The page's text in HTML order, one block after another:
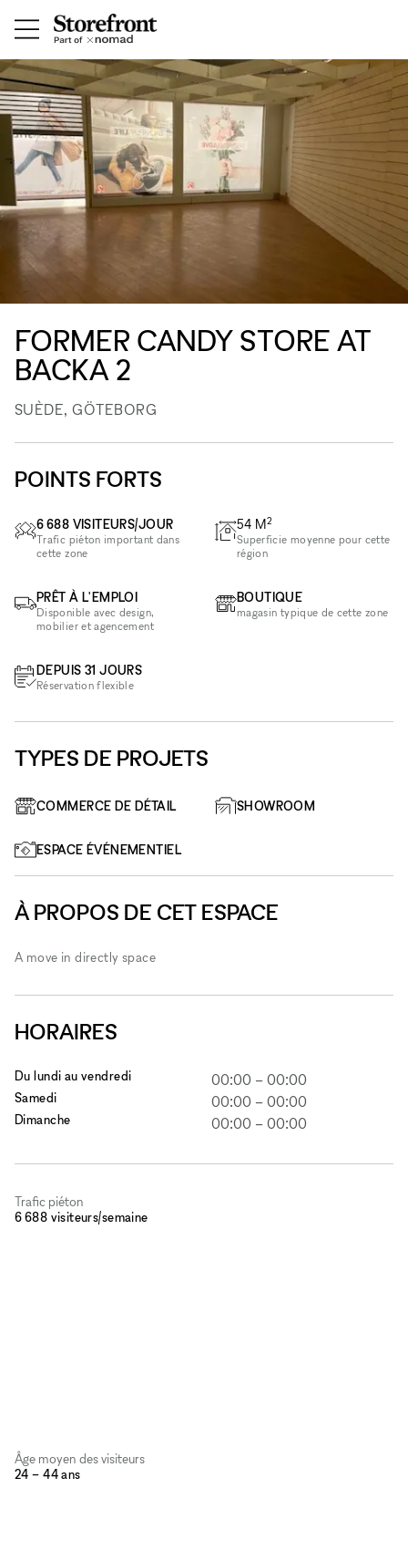
FORMER CANDY STORE AT
BACKA 2
SUÈDE, GÖTEBORG
POINTS FORTS
6 688 VISITEURS/JOUR
Trafic piéton important dans
cette zone
PRÊT À L'EMPLOI
Disponible avec design,
mobilier et agencement
DEPUIS 31 JOURS
Réservation flexible
54 M2
Superficie moyenne pour cette
région
BOUTIQUE
magasin typique de cette zone
TYPES DE PROJETS
COMMERCE DE DÉTAIL SHOWROOM
ESPACE ÉVÉNEMENTIEL
À PROPOS DE CET ESPACE
A move in directly space
HORAIRES
Du lundi au vendredi 00:00 – 00:00
Samedi 00:00 – 00:00
Dimanche 00:00 – 00:00
Trafic piéton
6 688 visiteurs/semaine
Âge moyen des visiteurs
24 – 44 ans